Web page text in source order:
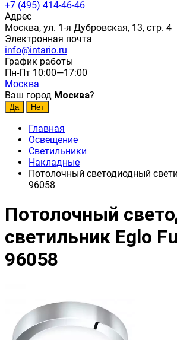
+7 (495) 414-46-46
Адрес
Москва, ул. 1-я Дубровская, 13, стр. 4
Электронная почта
info@intario.ru
График работы
Пн-Пт 10:00—17:00
Москва
Ваш город Москва?
Главная
Освещение
Светильники
Накладные
Потолочный светодиодный
96058
Потолочный
светильник Eglo
96058